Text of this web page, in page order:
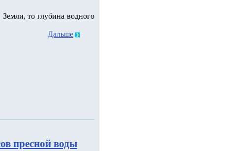
то глубина водного
Дальше
пресной воды